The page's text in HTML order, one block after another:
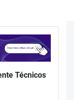
Técnicos